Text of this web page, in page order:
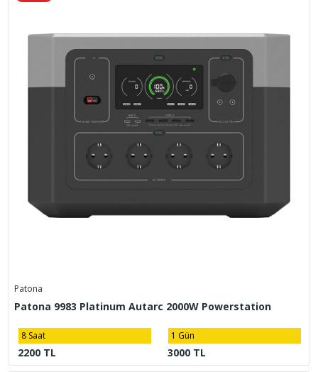
Patona
Patona 9983 Platinum Autarc 2000W Powerstation
8 Saat
2200 TL
1 Gün
3000 TL